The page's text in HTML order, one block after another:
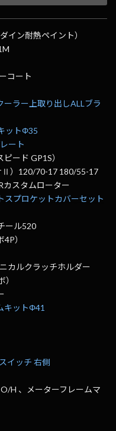
イン耐熱ペイント）
コート
ーラー上取り出しALLブラ
ットΦ35
ート
ード GP1S）
Ⅱ）120/70-17 180/55-17
カスタムローター
スプロケットカバーセット
ール520
）
カルクラッチホルダー
キットΦ41
イッチ 右側
H 、メーターフレームマ